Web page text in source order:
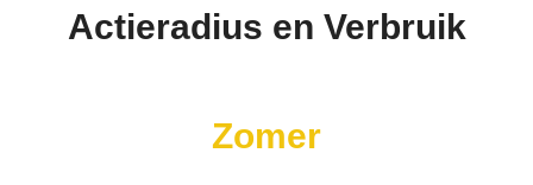
Actieradius en Verbruik
Zomer